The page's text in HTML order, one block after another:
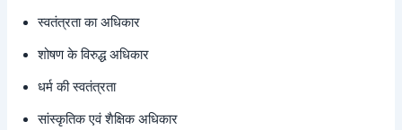
स्वतंत्रता का अधिकार
शोषण के विरुद्ध अधिकार
धर्म की स्वतंत्रता
सांस्कृतिक एवं शैक्षिक अधिकार